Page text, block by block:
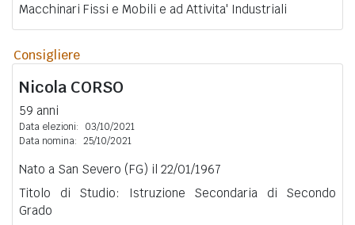
Macchinari Fissi e Mobili e ad Attivita' Industriali
Consigliere
Nicola CORSO
59 anni
Data elezioni:
03/10/2021
Data nomina: 25/10/2021
Nato a San Severo (FG) il 22/01/1967
Titolo di Studio: Istruzione Secondaria di Secondo
Grado